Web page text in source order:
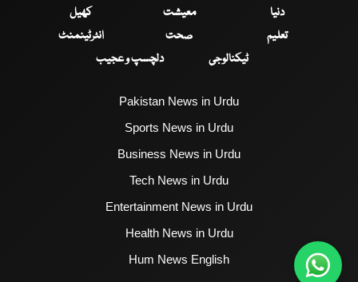
دنیا
معیشت
کھیل
تعلیم
صحت
انٹرٹینمنٹ
ٹیکنالوجی
دلچسپ و عجیب
Pakistan News in Urdu
Sports News in Urdu
Business News in Urdu
Tech News in Urdu
Entertainment News in Urdu
Health News in Urdu
Hum News English